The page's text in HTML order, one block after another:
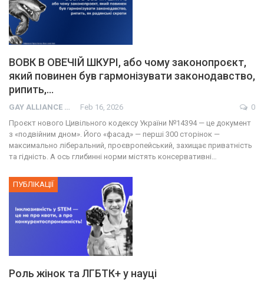
ВОВК В ОВЕЧІЙ ШКУРІ, або чому законопроєкт,
який повинен був гармонізувати законодавство,
рипить,…
GAY ALLIANCE UKRAINE Feb 16, 2026
0
Проєкт нового Цивільного кодексу України №14394 — це документ
з «подвійним дном». Його «фасад» — перші 300 сторінок —
максимально ліберальний, проєвропейський, захищає приватність
та гідність. А ось глибинні норми містять консервативні…
ПУБЛІКАЦІЇ
Роль жінок та ЛГБТК+ у науці